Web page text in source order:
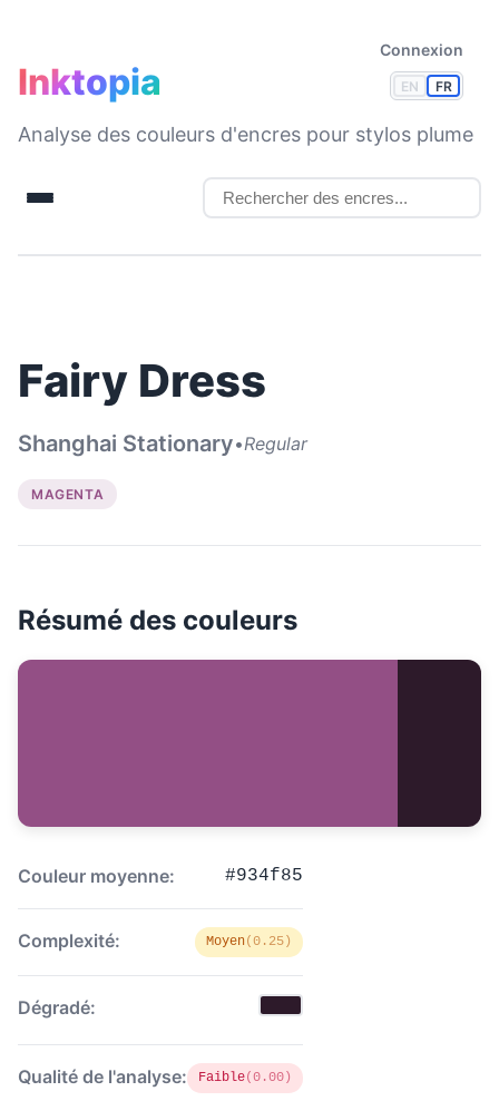
EN FR
Connexion
Inktopia
Analyse des couleurs d'encres pour stylos plume
Fairy Dress
Shanghai Stationary•Regular
MAGENTA
Résumé des couleurs
Couleur moyenne: #934f85
Complexité: Moyen(0.25)
Dégradé:
Qualité de l'analyse: Faible(0.00)